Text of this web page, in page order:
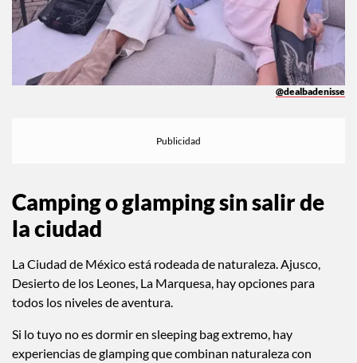
@dealbadenisse
Camping o glamping sin salir de
la ciudad
La Ciudad de México está rodeada de naturaleza. Ajusco,
Desierto de los Leones, La Marquesa, hay opciones para
todos los niveles de aventura.
Si lo tuyo no es dormir en sleeping bag extremo, hay
experiencias de glamping que combinan naturaleza con